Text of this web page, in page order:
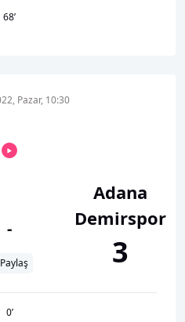
68’
Pazar, 10:30
-
Paylaş
Adana
Demirspor
3
0’